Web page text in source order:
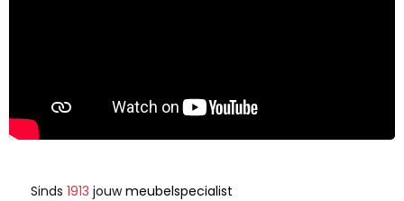
Sinds 1913 jouwmeubelspecialist